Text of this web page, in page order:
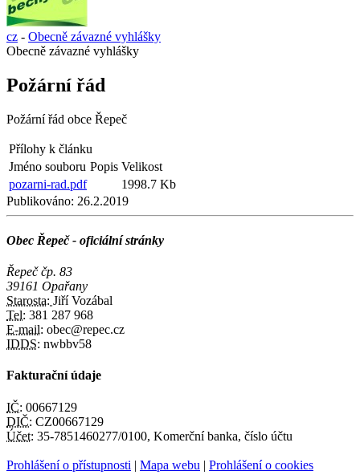
cz - Obecně závazné vyhlášky
Obecně závazné vyhlášky
Požární řád
Požární řád obce Řepeč
Přílohy k článku
Jméno souboru Popis Velikost
pozarni-rad.pdf
1998.7 Kb
Publikováno: 26.2.2019
Obec Řepeč - oficiální stránky
Řepeč čp. 83
39161 Opařany
Starosta: Jiří Vozábal
Tel: 381 287 968
E-mail: obec@repec.cz
IDDS: nwbbv58
Fakturační údaje
IČ: 00667129
DIČ: CZ00667129
Účet: 35-7851460277/0100, Komerční banka, číslo účtu
Prohlášení o přístupnosti | Mapa webu | Prohlášení o cookies